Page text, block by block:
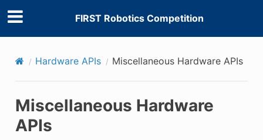
FIRST Robotics Competition
Hardware APIs Miscellaneous Hardware APIs
Miscellaneous Hardware
APIs